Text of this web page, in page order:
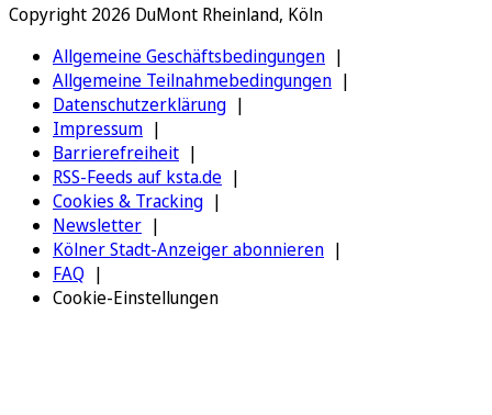
Copyright 2026 DuMont Rheinland, Köln
Allgemeine Geschäftsbedingungen
Allgemeine Teilnahmebedingungen
Datenschutzerklärung
Impressum
Barrierefreiheit
RSS-Feeds auf ksta.de
Cookies & Tracking
Newsletter
Kölner Stadt-Anzeiger abonnieren
FAQ
Cookie-Einstellungen